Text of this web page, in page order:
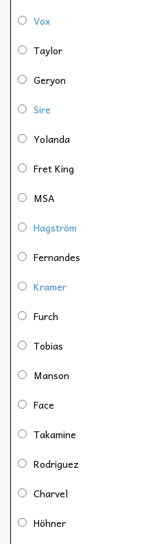
Vox
Taylor
Geryon
Sire
Yolanda
Fret King
MSA
Hagström
Fernandes
Kramer
Furch
Tobias
Manson
Face
Takamine
Rodriguez
Charvel
Höhner